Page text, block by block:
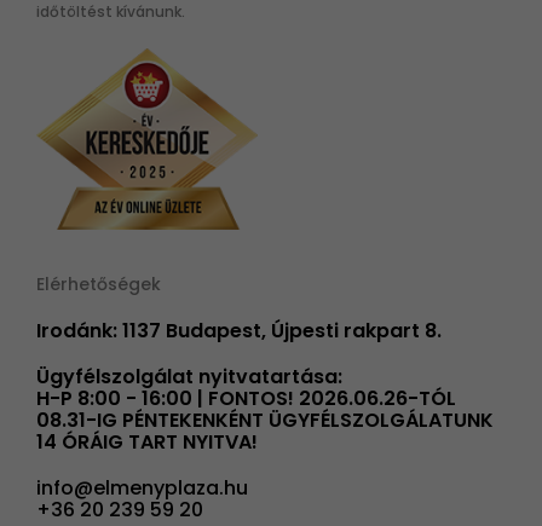
időtöltést kívánunk.
Elérhetőségek
Irodánk: 1137 Budapest, Újpesti rakpart 8.
Ügyfélszolgálat nyitvatartása:
H-P 8:00 - 16:00 | FONTOS! 2026.06.26-TÓL
08.31-IG PÉNTEKENKÉNT ÜGYFÉLSZOLGÁLATUNK
14 ÓRÁIG TART NYITVA!
info@elmenyplaza.hu
+36 20 239 59 20